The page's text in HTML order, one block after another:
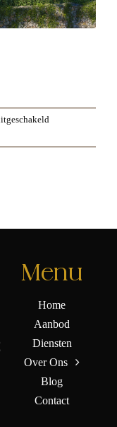
Algaba
Menu
Home
Aanbod
Diensten
Over Ons
Blog
Contact